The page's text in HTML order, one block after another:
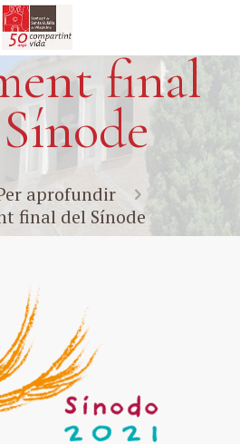
final
aprofundir
final del Sínode